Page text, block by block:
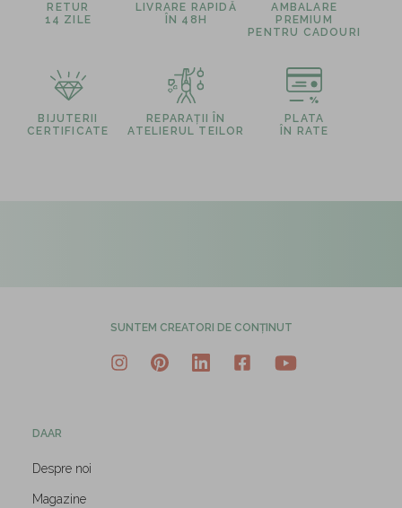
RETUR
14 ZILE
LIVRARE RAPIDĂ
ÎN 48H
AMBALARE
PREMIUM
PENTRU CADOURI
BIJUTERII
CERTIFICATE
REPARAȚII ÎN
ATELIERUL TEILOR
PLATA
ÎN RATE
SUNTEM CREATORI DE CONȚINUT
DAAR
Despre noi
Magazine